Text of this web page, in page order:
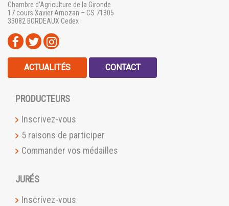
Chambre d’Agriculture de la Gironde
17 cours Xavier Arnozan – CS 71305
33082 BORDEAUX Cedex
ACTUALITÉS CONTACT
PRODUCTEURS
Inscrivez-vous
5 raisons de participer
Commander vos médailles
JURÉS
Inscrivez-vous